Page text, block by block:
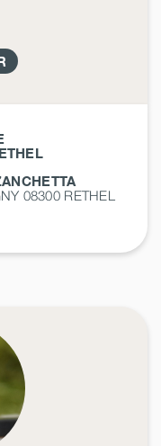
08300 RETHEL